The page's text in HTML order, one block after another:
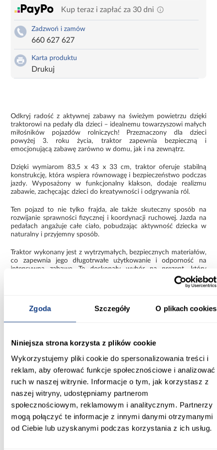
Zgoda Szczegóły O plikach cookies
Niniejsza strona korzysta z plików cookie
Wykorzystujemy pliki cookie do spersonalizowania treści i
reklam, aby oferować funkcje społecznościowe i analizować
ruch w naszej witrynie. Informacje o tym, jak korzystasz z
naszej witryny, udostępniamy partnerom
społecznościowym, reklamowym i analitycznym. Partnerzy
mogą połączyć te informacje z innymi danymi otrzymanymi
od Ciebie lub uzyskanymi podczas korzystania z ich usług.
Kup teraz i zapłać za 30 dni
Zadzwoń i zamów
660 627 627
Karta produktu
Drukuj
Odkryj radość z aktywnej zabawy na świeżym powietrzu dzięki
traktorowi na pedały dla dzieci – idealnemu towarzyszowi małych
miłośników pojazdów rolniczych! Przeznaczony dla dzieci
powyżej 3. roku życia, traktor zapewnia bezpieczną i
emocjonującą zabawę zarówno w domu, jak i na zewnątrz.
Dzięki wymiarom 83,5 x 43 x 33 cm, traktor oferuje stabilną
konstrukcję, która wspiera równowagę i bezpieczeństwo podczas
jazdy. Wyposażony w funkcjonalny klakson, dodaje realizmu
zabawie, zachęcając dzieci do kreatywności i odgrywania ról.
Ten pojazd to nie tylko frajda, ale także skuteczny sposób na
rozwijanie sprawności fizycznej i koordynacji ruchowej. Jazda na
pedałach angażuje całe ciało, pobudzając aktywność dziecka w
naturalny i przyjemny sposób.
Traktor wykonany jest z wytrzymałych, bezpiecznych materiałów,
co zapewnia jego długotrwałe użytkowanie i odporność na
intensywną zabawę. To doskonały wybór na prezent, który
zapewni godziny radosnej rozrywki na podwórku, w ogrodzie lub
dziecka był pełen ruchu, uśmiechu i przygód!
Kolor:
czerwony
Materiał wykonania:
tworzywo sztuczne
Waga [kg]: